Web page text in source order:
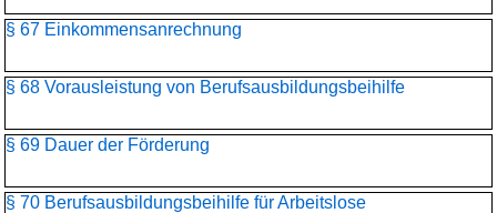
§ 67 Einkommensanrechnung
§ 68 Vorausleistung von Berufsausbildungsbeihilfe
§ 69 Dauer der Förderung
§ 70 Berufsausbildungsbeihilfe für Arbeitslose